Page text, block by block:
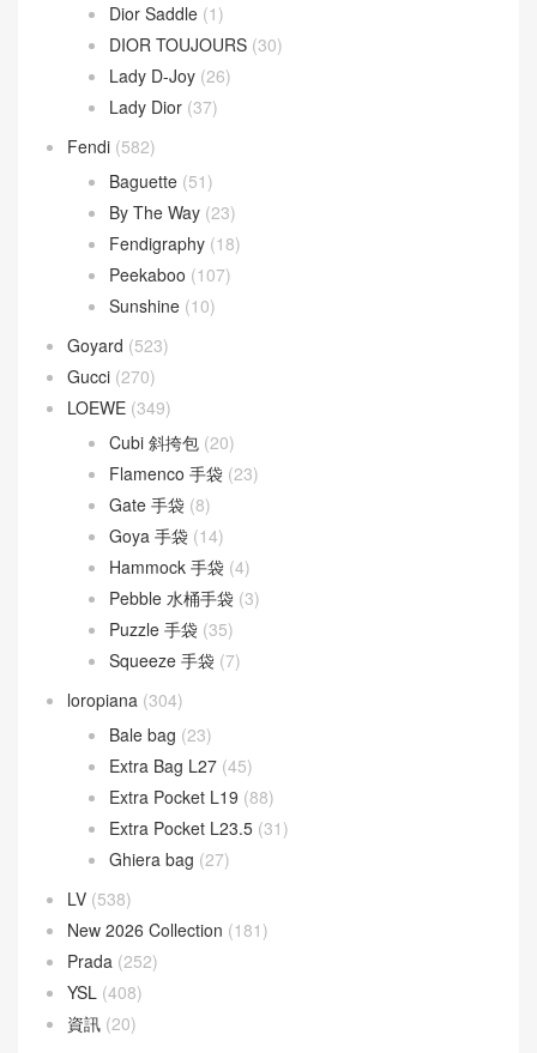
Dior Saddle (1)
DIOR TOUJOURS (30)
Lady D-Joy (26)
Lady Dior (37)
Fendi (582)
Baguette (51)
By The Way (23)
Fendigraphy (18)
Peekaboo (107)
Sunshine (10)
Goyard (523)
Gucci (270)
LOEWE (349)
Cubi 斜挎包 (20)
Flamenco 手袋 (23)
Gate 手袋 (8)
Goya 手袋 (14)
Hammock 手袋 (4)
Pebble 水桶手袋 (3)
Puzzle 手袋 (35)
Squeeze 手袋 (7)
loropiana (304)
Bale bag (23)
Extra Bag L27 (45)
Extra Pocket L19 (88)
Extra Pocket L23.5 (31)
Ghiera bag (27)
LV (538)
New 2026 Collection (181)
Prada (252)
YSL (408)
資訊 (20)